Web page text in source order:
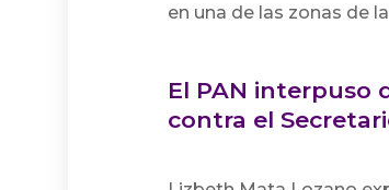
en una de las zonas de
El PAN interpuso
contra el